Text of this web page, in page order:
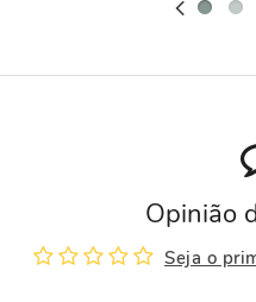
Opinião
Seja o